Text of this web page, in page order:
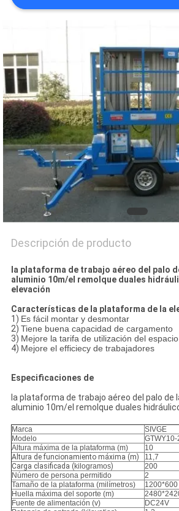
SITIO
PRIVACY
POLICY
Descripción de producto
la plataforma de trabajo aéreo del palo
aluminio 10m/el remolque duales
elevación
Características de la plataforma de la
1) Es fácil montar y desmontar
2) Tiene buena capacidad de cargamento
3) Mejore la tarifa de utilización del
4) Mejore el efficiecy de trabajadores
Especificaciones de
la plataforma de trabajo aéreo del palo de
aluminio 10m/el remolque duales
Marca
SIVGE
Modelo
Altura máxima de la plataforma (m)
10
Altura de funcionamiento máxima (m)
11,7
Carga clasificada ( kilogramos)
200
Número de persona permitido
2
Tamaño de la plataforma (milímetros)
1200*600
Huella máxima del soporte (m)
Fuente de alimentación (v)
DC24V